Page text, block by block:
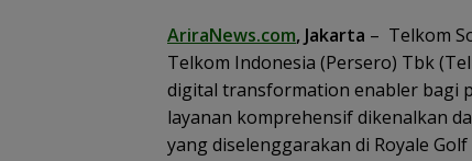
AriraNews.com, Jakarta – Telkom
Telkom Indonesia (Persero) Tbk
digital transformation enabler bagi
layanan komprehensif dikenalkan
yang diselenggarakan di Royale
Pemko
Petakan
Guru untuk
Pemerataan
Pendidik